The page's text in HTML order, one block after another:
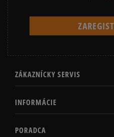
ZÁKAZNÍCKY SERVIS
INFORMÁCIE
PORADCA